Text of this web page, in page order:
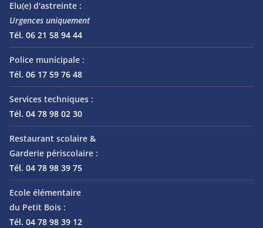
Elu(e) d'astreinte :
Urgences uniquement
Tél. 06 21 58 94 44
Police municipale :
Tél. 06 17 59 76 48
Services techniques :
Tél. 04 78 98 02 30
Restaurant scolaire &
Garderie périscolaire :
Tél. 04 78 98 39 75
Ecole élémentaire
du Petit Bois :
Tél. 04 78 98 39 12